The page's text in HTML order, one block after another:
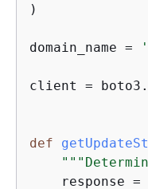
)
domain_name =
client =
def
response =